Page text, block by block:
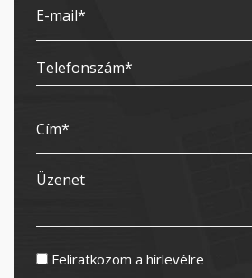
Feliratkozom a hírlevélre